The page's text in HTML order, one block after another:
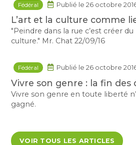
Fédéral Publié le 26 octobre
L’art et la culture comme
"Peindre dans la rue c’est créer du
culture." Mr. Chat 22/09/16
Fédéral Publié le 26 octobre
Vivre son genre : la fin des
Vivre son genre en toute liberté
gagné.
VOIR TOUS LES ARTICLES